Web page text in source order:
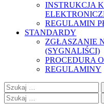
INSTRUKCJA
REGULAMIN
STANDARDY
ZGŁASZANIE
(SYGNALIŚCI)
PROCEDURA
REGULAMINY
Szukaj:
Szukaj: